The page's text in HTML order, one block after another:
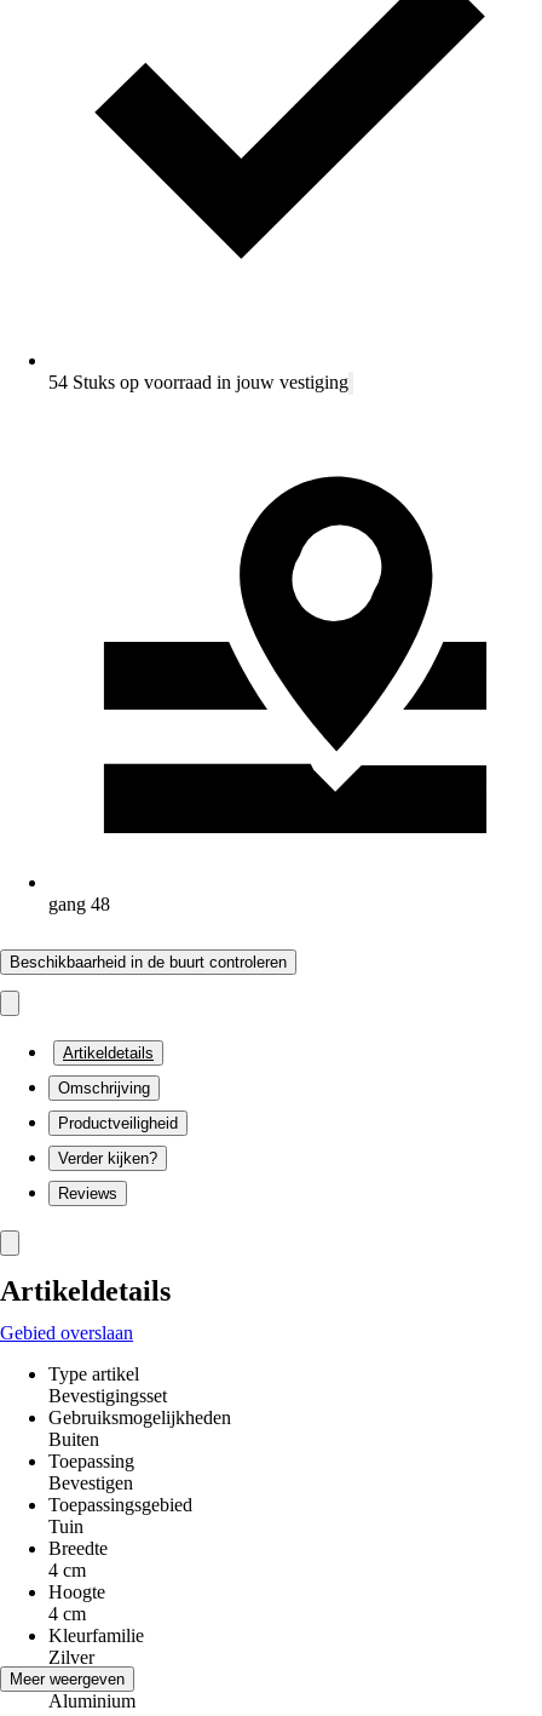
54 Stuks op voorraad in jouw vestiging
gang 48
Beschikbaarheid in de buurt controleren
Artikeldetails
Omschrijving
Productveiligheid
Verder kijken?
Reviews
Artikeldetails
Gebied overslaan
Type artikel
Bevestigingsset
Gebruiksmogelijkheden
Buiten
Toepassing
Bevestigen
Toepassingsgebied
Tuin
Breedte
4 cm
Hoogte
4 cm
Kleurfamilie
Zilver
Materiaal
Aluminium
Meer weergeven